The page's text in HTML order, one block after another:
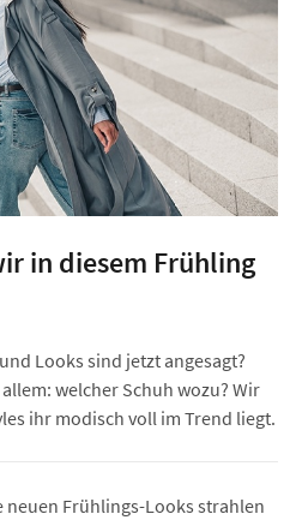
in diesem Frühling
Looks sind jetzt angesagt?
welcher Schuh wozu? Wir
ihr modisch voll im Trend liegt.
neuen Frühlings-Looks strahlen